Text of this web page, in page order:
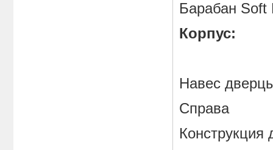
Барабан
Корпус:
Навес
Справа